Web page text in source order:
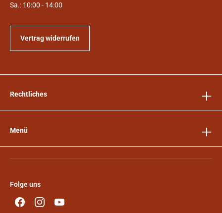
Sa.: 10:00 - 14:00
Vertrag widerrufen
Rechtliches
Menü
Folge uns